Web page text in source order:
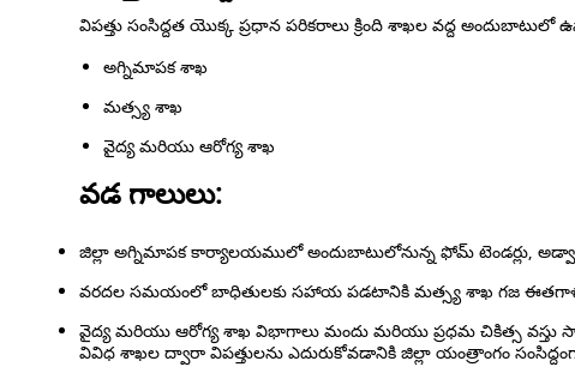
విపత్తు సంసిద్దత యొక్క ప్రధాన పరికరాలు క్రింది శాఖల వద్ద అందుబాటులో
అగ్నిమాపక శాఖ
మత్స్య శాఖ
వైద్య మరియు ఆరోగ్య శాఖ
వడ గాలులు:
జిల్లా అగ్నిమాపక కార్యాలయములో అందుబాటులోనున్న ఫోమ్ టెండర్లు,
వరదల సమయంలో బాధితులకు సహాయ పడటానికి మత్స్య శాఖ గజ
వైద్య మరియు ఆరోగ్య శాఖ విభాగాలు మందు మరియు ప్రధమ చికిత్స వస్తు
వివిధ శాఖల ద్వారా విపత్తులను ఎదురుకోవడానికి జిల్లా యంత్రాంగం